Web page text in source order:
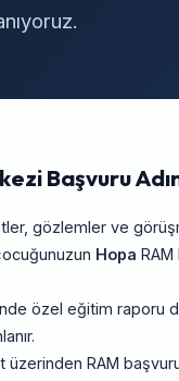
Başvuru
gözlemler ve
Hopa
özel eğitim raporu
RAM